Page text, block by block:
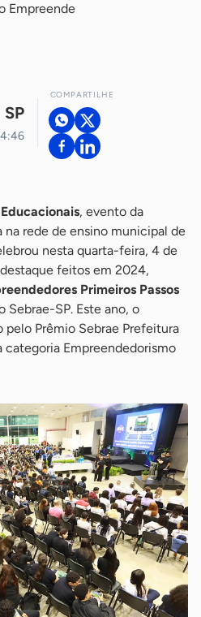
Empreende
COMPARTILHE
, evento da
na rede de ensino municipal de
nesta quarta-feira, 4 de
feitos em 2024,
Primeiros Passos
Sebrae-SP. Este ano, o
Prêmio Sebrae Prefeitura
categoria Empreendedorismo